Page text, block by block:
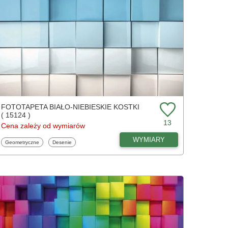
FOTOTAPETA BIAŁO-NIEBIESKIE KOSTKI
( 15124 )
Cena zależy od wymiarów
13
Fototapety
Geometryczne Fototapety
Desenie WYMIARY